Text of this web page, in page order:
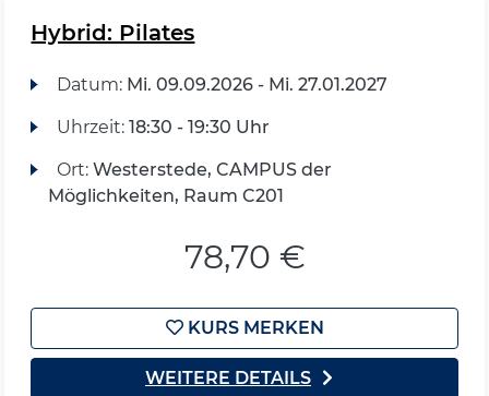
Hybrid: Pilates
Datum: Mi. 09.09.2026 - Mi. 27.01.2027
Uhrzeit: 18:30 - 19:30 Uhr
Ort: Westerstede, CAMPUS der
Möglichkeiten, Raum C201
78,70 €
KURS MERKEN
WEITERE DETAILS